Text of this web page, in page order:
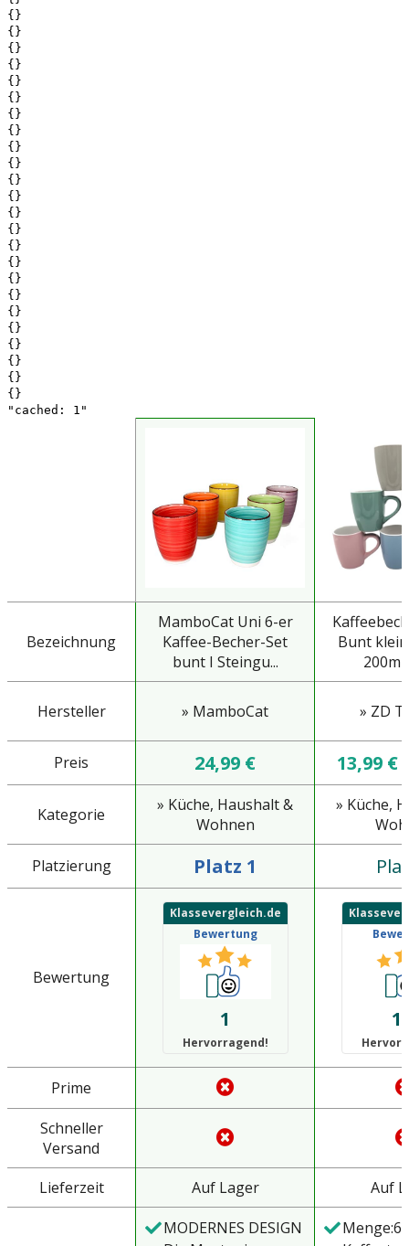
{}
{}
{}
{}
{}
{}
{}
{}
{}
{}
{}
{}
{}
{}
{}
{}
{}
{}
{}
{}
{}
{}
{}
{}
"cached: 1"
Bezeichnung
MamboCat Uni 6-er
Kaffee-Becher-Set
bunt I Steingu...
Bunt
200ml
Hersteller » MamboCat » ZD
Preis 24,99 € 13,99 €
Kategorie
» Küche, Haushalt &
Wohnen
» Küche,
Platzierung Platz 1
Bewertung
Klassevergleich.de
Bewertung
1
Hervorragend!
Prime
Schneller
Versand
Lieferzeit
Auf Lager
Auf
MODERNES DESIGN